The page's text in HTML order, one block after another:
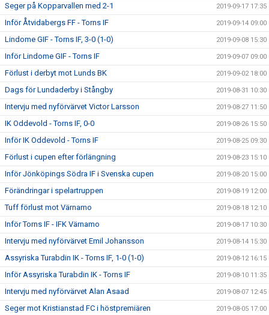
Seger på Kopparvallen med 2-1 2019-09-17 17:35
Inför Åtvidabergs FF - Torns IF 2019-09-14 09:00
Lindome GIF - Torns IF, 3-0 (1-0) 2019-09-08 15:30
Inför Lindome GIF - Torns IF 2019-09-07 09:00
Förlust i derbyt mot Lunds BK 2019-09-02 18:00
Dags för Lundaderby i Stångby 2019-08-31 10:30
Intervju med nyförvärvet Victor Larsson 2019-08-27 11:50
IK Oddevold - Torns IF, 0-0 2019-08-26 15:50
Inför IK Oddevold - Torns IF 2019-08-25 09:30
Förlust i cupen efter förlängning 2019-08-23 15:10
Inför Jönköpings Södra IF i Svenska cupen 2019-08-20 15:00
Förändringar i spelartruppen 2019-08-19 12:00
Tuff förlust mot Värnamo 2019-08-18 12:10
Inför Torns IF - IFK Värnamo 2019-08-17 10:30
Intervju med nyförvärvet Emil Johansson 2019-08-14 15:30
Assyriska Turabdin IK - Torns IF, 1-0 (1-0) 2019-08-12 16:15
Inför Assyriska Turabdin IK - Torns IF 2019-08-10 11:35
Intervju med nyförvärvet Alan Asaad 2019-08-07 12:45
Seger mot Kristianstad FC i höstpremiären 2019-08-05 17:00